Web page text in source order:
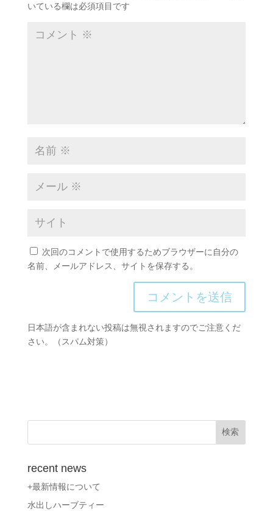
いている欄は必須項目です
次回のコメントで使用するためブラウザーに自分の
名前、メールアドレス、サイトを保存する。
日本語が含まれない投稿は無視されますのでご注意くだ
さい。（スパム対策）
recent news
+最新情報について
水出しハーブティー